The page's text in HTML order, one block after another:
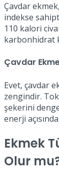
Çavdar
indekse
110 kalori
karbonhidrat
Çavdar
Evet, çavdar
zengindir.
şekerini
enerji
Ekmek
Olur